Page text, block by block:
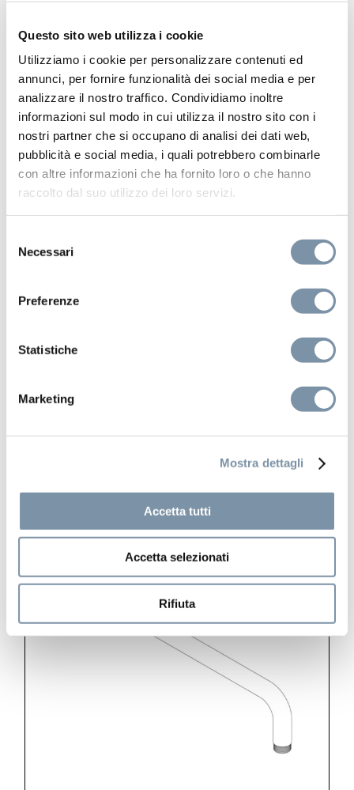
Questo sito web utilizza i cookie
Utilizziamo i cookie per personalizzare contenuti ed
annunci, per fornire funzionalità dei social media e per
analizzare il nostro traffico. Condividiamo inoltre
informazioni sul modo in cui utilizza il nostro sito con i
nostri partner che si occupano di analisi dei dati web,
pubblicità e social media, i quali potrebbero combinarle
con altre informazioni che ha fornito loro o che hanno
raccolto dal suo utilizzo dei loro servizi.
delNecessari
Preferenze
Statistiche
Marketing
Mostra dettagli
Accetta tutti
Accetta selezionati
Rifiuta
Metal 316
con spigolo L. 350 mm
BD014 A